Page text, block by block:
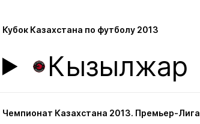
Кубок Казахстана по футболу 2013
Кызылжар
Чемпионат Казахстана 2013. Премьер-Лига